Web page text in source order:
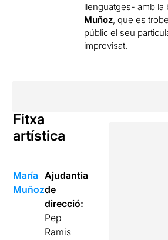
llenguatges- amb la
Muñoz , que es
públic el seu
improvisat.
Fitxa
artística
María
Muñoz
Ajudantia
de
direcció:
Pep
Ramis